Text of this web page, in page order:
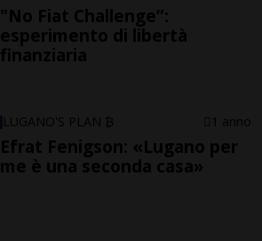
"No Fiat Challenge”:
esperimento di libertà
finanziaria
LUGANO'S PLAN ₿ 1 anno
Efrat Fenigson: «Lugano per
me è una seconda casa»